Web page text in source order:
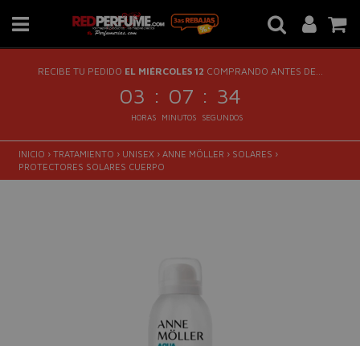
RECIBE TU PEDIDO EL MIÉRCOLES 12 COMPRANDO ANTES DE...
03 : 07 : 33
HORAS MINUTOS SEGUNDOS
INICIO › TRATAMIENTO › UNISEX › ANNE MÖLLER › SOLARES ›
PROTECTORES SOLARES CUERPO